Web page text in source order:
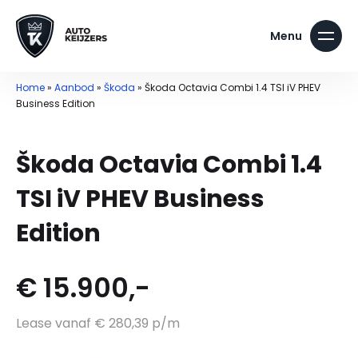
Home» Aanbod » Škoda » Škoda Octavia Combi 1.4 TSI iV PHEV
Business Edition
Škoda Octavia Combi 1.4
TSI iV PHEV Business
Edition
€ 15.900,-
Lease vanaf € 280,39 p/m